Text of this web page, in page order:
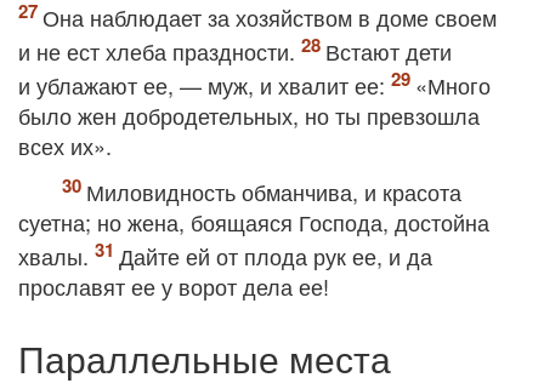
Она наблюдает за хозяйством в доме своем
и не ест хлеба праздности.
Встают дети
и ублажают ее, — муж, и хвалит ее:
«Много
было жен добродетельных, но ты превзошла
всех их».
Миловидность обманчива, и красота
суетна; но жена, боящаяся Господа, достойна
хвалы.
Дайте ей от плода рук ее, и да
прославят ее у ворот дела ее!
Параллельные места